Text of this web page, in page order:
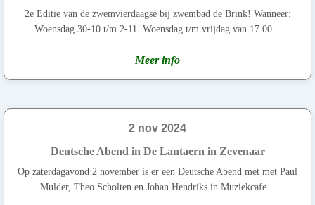
2e Editie van de zwemvierdaagse bij zwembad de Brink! Wanneer:
Woensdag 30-10 t/m 2-11. Woensdag t/m vrijdag van 17.00...
Meer info
2 nov 2024
Deutsche Abend in De Lantaern in Zevenaar
Op zaterdagavond 2 november is er een Deutsche Abend met met Paul
Mulder, Theo Scholten en Johan Hendriks in Muziekcafe...